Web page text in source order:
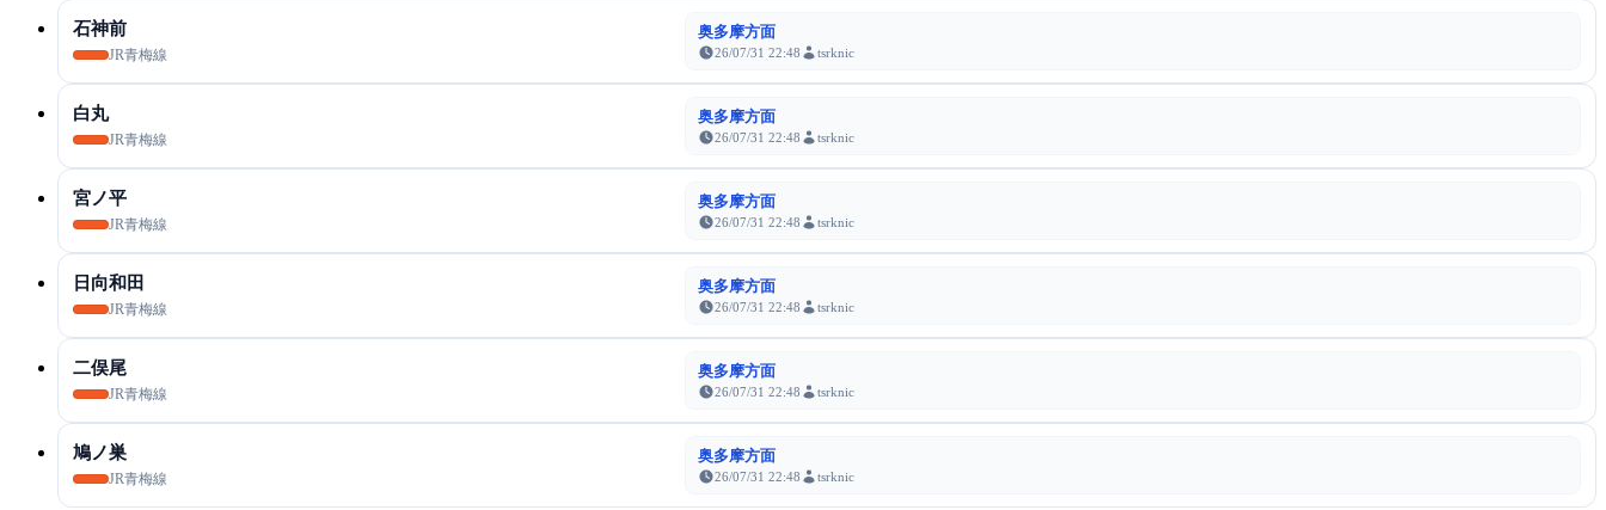
石神前
JR青梅線
奥多摩方面
26/07/31 22:48 tsrknic
白丸
JR青梅線
奥多摩方面
26/07/31 22:48 tsrknic
宮ノ平
JR青梅線
奥多摩方面
26/07/31 22:48 tsrknic
日向和田
JR青梅線
奥多摩方面
26/07/31 22:48 tsrknic
二俣尾
JR青梅線
奥多摩方面
26/07/31 22:48 tsrknic
鳩ノ巣
JR青梅線
奥多摩方面
26/07/31 22:48 tsrknic